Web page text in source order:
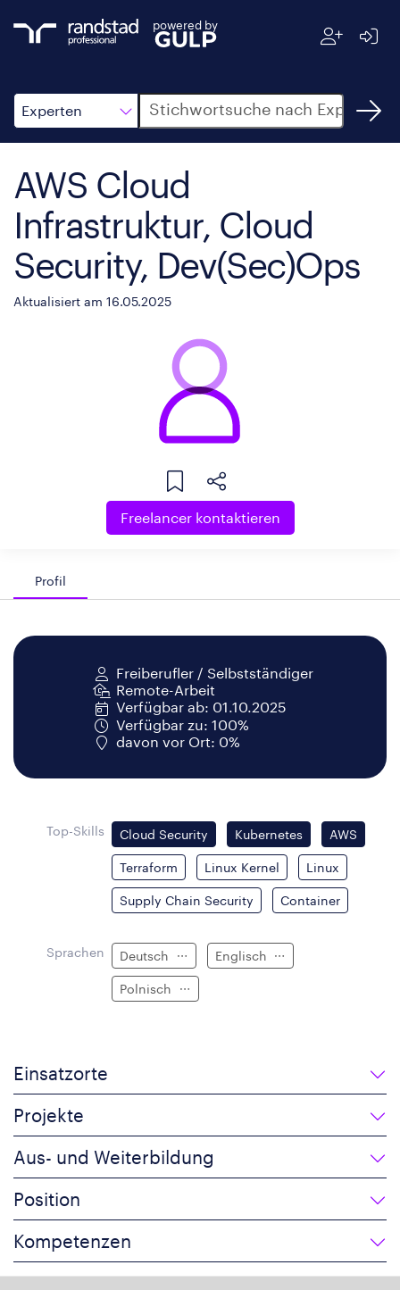
powered by
Experten
Suche
AWS Cloud
Infrastruktur, Cloud
Security, Dev(Sec)Ops
Aktualisiert am 16.05.2025
Freelancer kontaktieren
Profil
Freiberufler / Selbstständiger
Remote-Arbeit
Verfügbar ab: 01.10.2025
Verfügbar zu: 100%
davon vor Ort: 0%
Top-Skills Cloud Security Kubernetes AWS
Terraform Linux Kernel Linux
Supply Chain Security Container
Sprachen Deutsch Englisch
Polnisch
Einsatzorte
Projekte
Aus- und Weiterbildung
Position
Kompetenzen